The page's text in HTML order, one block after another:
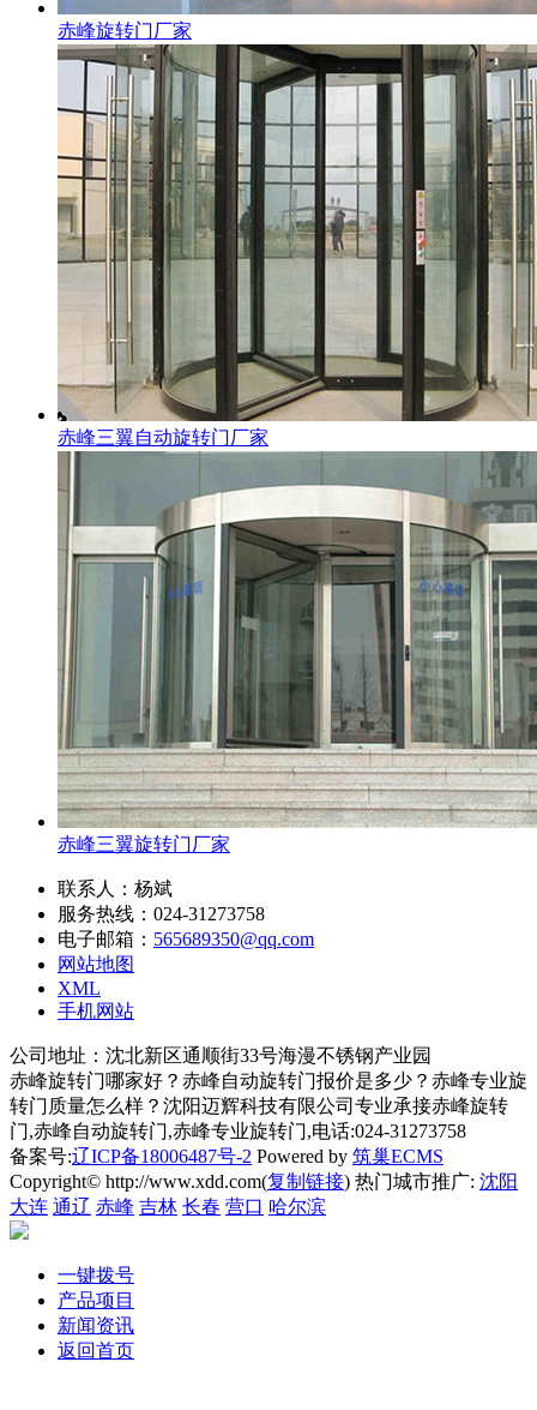
赤峰旋转门厂家
赤峰三翼自动旋转门厂家
赤峰三翼旋转门厂家
联系人：杨斌
服务热线：024-31273758
电子邮箱： 565689350@qq.com
网站地图
XML
手机网站
公司地址：沈北新区通顺街33号海漫不锈钢产业园
赤峰旋转门哪家好？赤峰自动旋转门报价是多少？赤峰专业旋
转门质量怎么样？沈阳迈辉科技有限公司专业承接赤峰旋转
门,赤峰自动旋转门,赤峰专业旋转门,电话:024-31273758
备案号:辽ICP备18006487号-2 Powered by 筑巢ECMS
Copyright© http://www.xdd.com(复制链接) 热门城市推广: 沈阳
大连 通辽 赤峰 吉林 长春 营口 哈尔滨
一键拨号
产品项目
新闻资讯
返回首页